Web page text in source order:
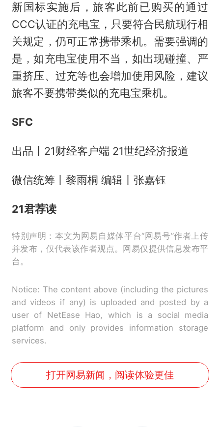
新国标实施后，旅客此前已购买的通过
CCC认证的充电宝，只要符合民航现行相
关规定，仍可正常携带乘机。需要强调的
是，如充电宝使用不当，如出现碰撞、严
重挤压、过充等也会增加使用风险，建议
旅客不要携带类似的充电宝乘机。
SFC
出品丨21财经客户端 21世纪经济报道
微信统筹丨黎雨桐 编辑丨张嘉钰
21君荐读
特别声明：本文为网易自媒体平台“网易号”作者上传
并发布，仅代表该作者观点。网易仅提供信息发布平
台。
Notice: The content above (including the pictures
and videos if any) is uploaded and posted by a
user of NetEase Hao, which is a social media
platform and only provides information storage
services.
打开网易新闻，阅读体验更佳